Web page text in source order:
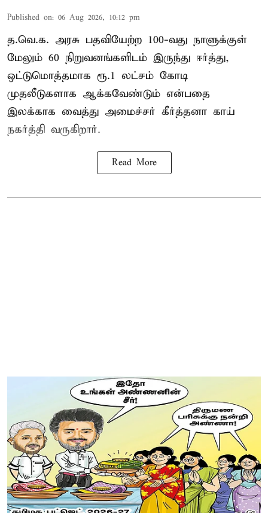
Published on: 06 Aug 2026, 10:12 pm
த.வெ.க. அரசு பதவியேற்ற 100-வது நாளுக்குள்
மேலும் 60 நிறுவனங்களிடம் இருந்து ஈர்த்து,
ஒட்டுமொத்தமாக ரூ.1 லட்சம் கோடி
முதலீடுகளாக ஆக்கவேண்டும் என்பதை
இலக்காக வைத்து அமைச்சர் கீர்த்தனா காய்
நகர்த்தி வருகிறார்.
Read More